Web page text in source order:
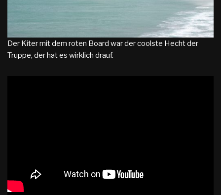
Der Kiter mit dem roten Board war der coolste Hecht der
Truppe, der hat es wirklich drauf.